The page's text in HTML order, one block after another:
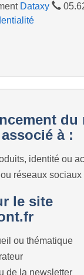
Dataxy
du
à :
identité ou
réseaux sociaux
le site
ou thématique
de la newsletter